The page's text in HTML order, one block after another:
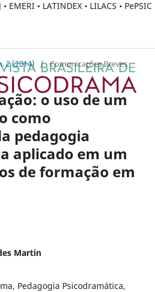
EMERI • LATINDEX • LILACS • PePSIC
2 (2014) / Comunicações Breves
o uso de um
como
pedagogia
aplicado em um
de formação em
Martin
Pedagogia Psicodramática,